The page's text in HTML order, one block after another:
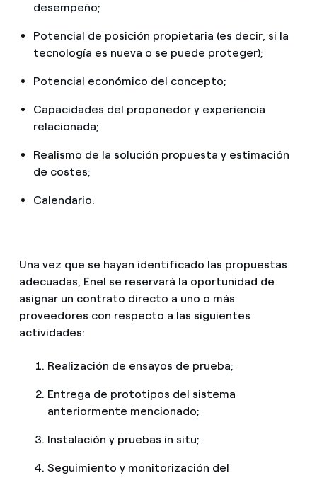
desempeño;
Potencial de posición propietaria (es decir, si la
tecnología es nueva o se puede proteger);
Potencial económico del concepto;
Capacidades del proponedor y experiencia
relacionada;
Realismo de la solución propuesta y estimación
de costes;
Calendario.
Una vez que se hayan identificado las propuestas
adecuadas, Enel se reservará la oportunidad de
asignar un contrato directo a uno o más
proveedores con respecto a las siguientes
actividades:
Realización de ensayos de prueba;
Entrega de prototipos del sistema
anteriormente mencionado;
Instalación y pruebas in situ;
Seguimiento y monitorización del